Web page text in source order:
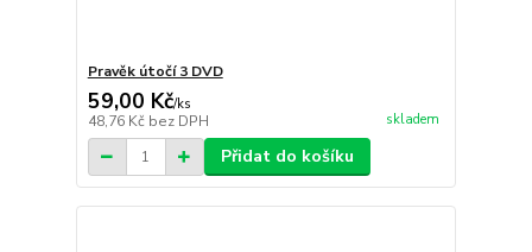
Pravěk útočí 3 DVD
59,00 Kč/ks
48,76 Kč bez DPH skladem
Přidat do košíku